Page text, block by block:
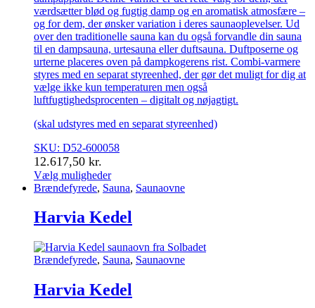
værdsætter blød og fugtig damp og en aromatisk atmosfære –
og for dem, der ønsker variation i deres saunaoplevelser. Ud
over den traditionelle sauna kan du også forvandle din sauna
til en dampsauna, urtesauna eller duftsauna. Duftposerne og
urterne placeres oven på dampkogerens rist. Combi-varmere
styres med en separat styreenhed, der gør det muligt for dig at
vælge ikke kun temperaturen men også
luftfugtighedsprocenten – digitalt og nøjagtigt.
(skal udstyres med en separat styreenhed)
SKU: D52-600058
12.617,50 kr.
Vælg muligheder
Dette
har
flere
Mulighederne
kan
på
varesiden
Brændefyrede, Sauna, Saunaovne
Harvia Kedel
Brændefyrede, Sauna, Saunaovne
Harvia Kedel